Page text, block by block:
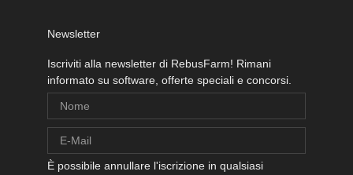
Newsletter
Iscriviti alla newsletter di RebusFarm! Rimani
informato su software, offerte speciali e concorsi.
È possibile annullare l'iscrizione in qualsiasi